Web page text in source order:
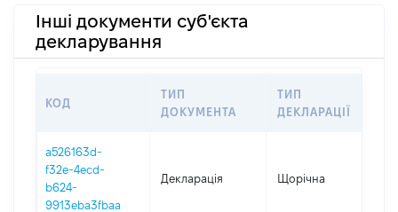
Інші документи суб'єкта
декларування
КОД
ТИП
ДОКУМЕНТА
ТИП
ДЕКЛАРАЦІЇ
a526163d-
f32e-4ecd-
b624-
9913eba3fbaa
Декларація Щорічна